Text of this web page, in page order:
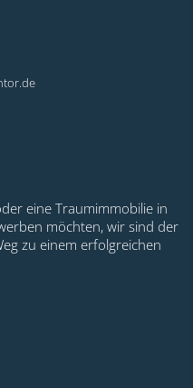
eine Traumimmobilie in
möchten, wir sind der
zu einem erfolgreichen